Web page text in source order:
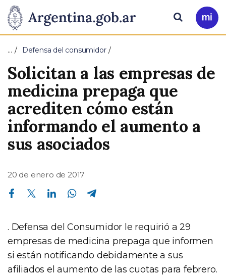
Presidencia
de
la
Nación
Pasar al contenido principal
Ir
a
Buscar
… Defensa del consumidor
Solicitan a las empresas de
medicina prepaga que
acrediten cómo están
informando el aumento a
sus asociados
20 de enero de 2017
Compartir en Facebook Compartir en Twitter Compartir en Linkedin Compartir en Whatsapp
. Defensa del Consumidor le requirió a 29
empresas de medicina prepaga que informen
si están notificando debidamente a sus
afiliados el aumento de las cuotas para febrero.